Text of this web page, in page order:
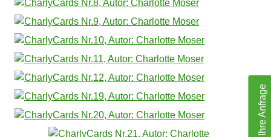
Ihre Anfrage